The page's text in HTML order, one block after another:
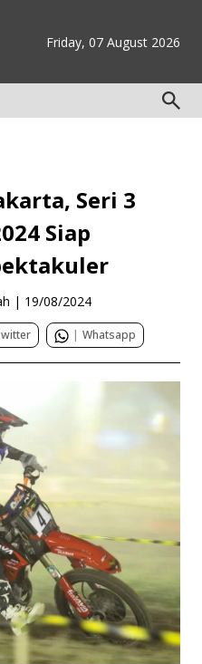
Friday, 07 August 2026
Seri 3
Siap
| 19/08/2024
| Whatsapp